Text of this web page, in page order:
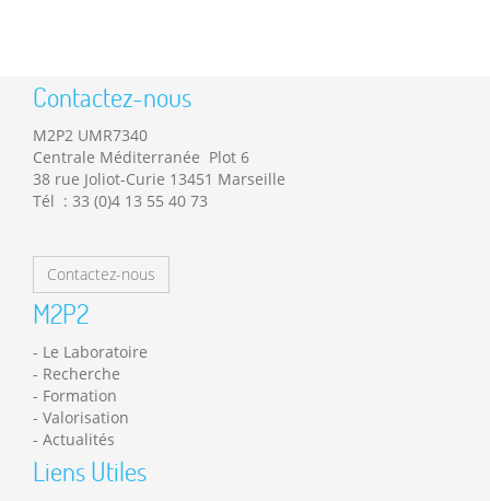
Contactez-nous
M2P2 UMR7340
Centrale Méditerranée Plot 6
38 rue Joliot-Curie 13451 Marseille
Tél : 33 (0)4 13 55 40 73
Contactez-nous
M2P2
Le Laboratoire
Recherche
Formation
Valorisation
Actualités
Liens Utiles